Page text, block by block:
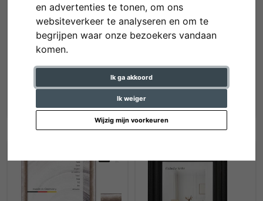
en advertenties te tonen, om ons
websiteverkeer te analyseren en om te
begrijpen waar onze bezoekers vandaan
komen.
Ik ga akkoord
Ik weiger
Wijzig mijn voorkeuren
Aluminium lijst Alejandro
vanaf € 137,60 *
Aluminium lijst Enzo
vanaf € 123,80 *